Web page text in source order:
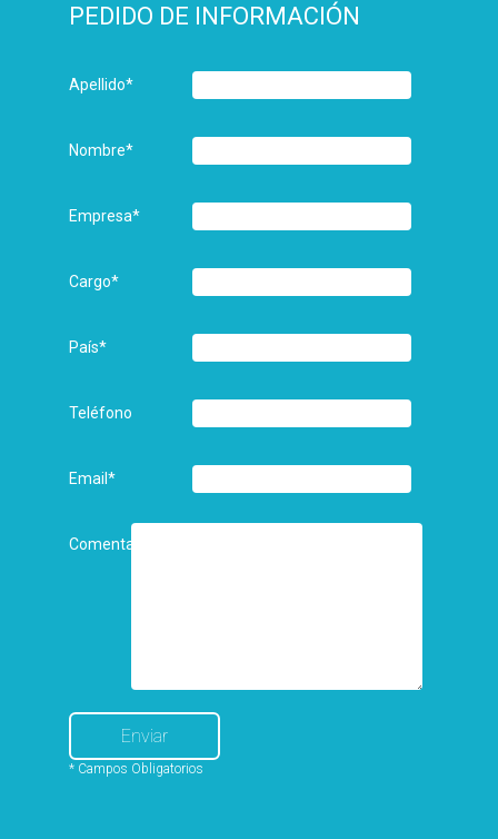
PEDIDO DE INFORMACIÓN
Apellido*
Nombre*
Empresa*
Cargo*
País*
Teléfono
Email*
Comentarios
* Campos Obligatorios